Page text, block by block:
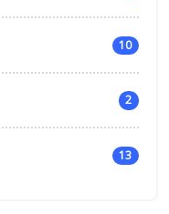
10
2
13